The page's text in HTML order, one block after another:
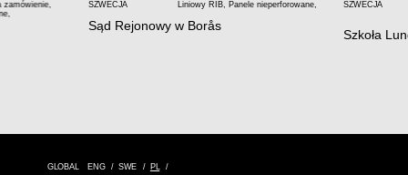
zamówienie,
,
SZWECJA Liniowy RIB, Panele nieperforowane,
Sąd Rejonowy w Borås
SZWECJA
Szkoła
GLOBAL ENG SWE PL